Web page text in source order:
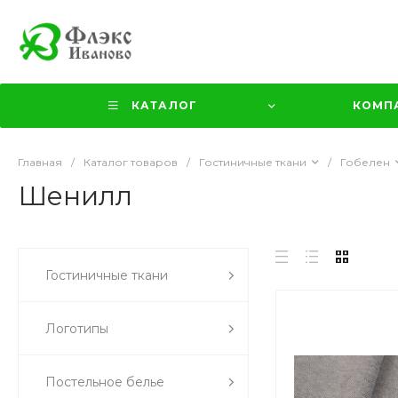
КАТАЛОГ
Главная / Каталог товаров / Гостиничные ткани / Гобелен
Шенилл
Гостиничные ткани
Логотипы
Постельное белье